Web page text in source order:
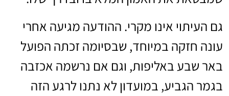
גם העיתוי אינו מקרי. ההודעה מגיעה אחרי
עונה חזקה במיוחד, שבסיומה זכתה הפועל
באר שבע באליפות, וגם אם נרשמה אכזבה
בגמר הגביע, במועדון לא נתנו לרגע הזה